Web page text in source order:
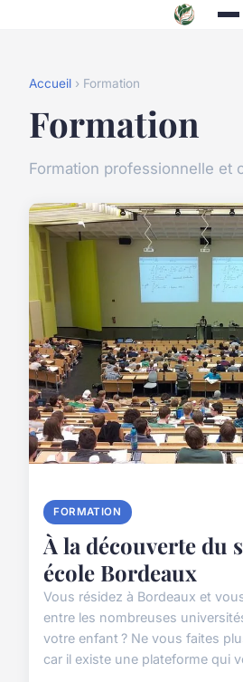
Accueil › Formation
Formation
Formation professionnelle et
FORMATION
À la découverte du
école Bordeaux
Vous résidez à Bordeaux et
entre les nombreuses
votre enfant ? Ne vous faites
car il existe une plateforme qui